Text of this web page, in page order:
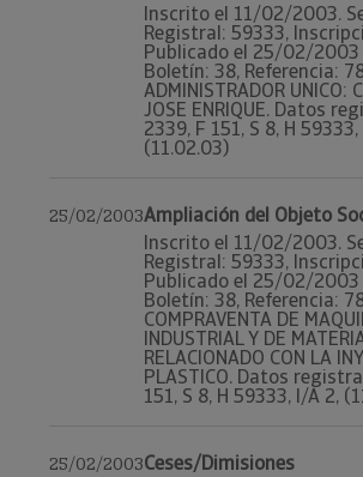
Inscrito el 11/02/2003.
Registral: 59333,
Publicado el 25/02/2003
Boletín: 38, Referencia:
ADMINISTRADOR UNICO:
JOSE ENRIQUE. Datos
2339, F 151, S 8, H
(11.02.03)
25/02/2003Ampliación del Objeto
Inscrito el 11/02/2003.
Registral: 59333,
Publicado el 25/02/2003
Boletín: 38, Referencia:
COMPRAVENTA DE
INDUSTRIAL Y DE
RELACIONADO CON LA
PLASTICO. Datos
151, S 8, H 59333, I/A 2,
25/02/2003Ceses/Dimisiones